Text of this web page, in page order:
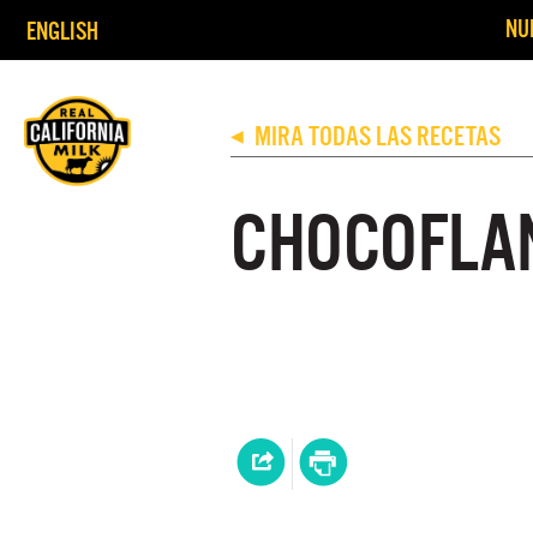
ENGLISH
◀ MIRA TODAS LAS RECETAS